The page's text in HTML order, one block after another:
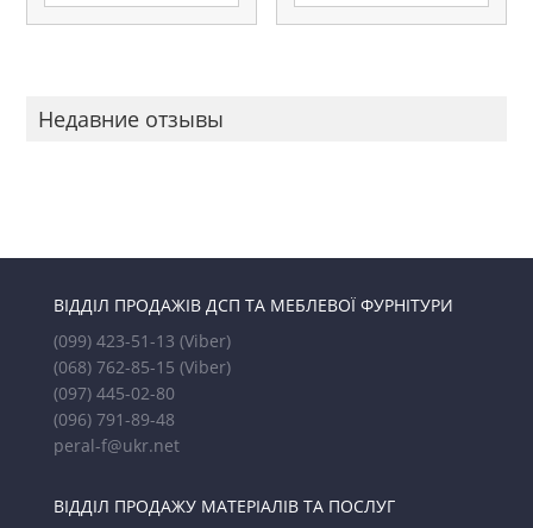
Недавние отзывы
ВІДДІЛ ПРОДАЖІВ ДСП ТА МЕБЛЕВОЇ ФУРНІТУРИ
(099) 423-51-13 (Viber)
(068) 762-85-15 (Viber)
(097) 445-02-80
(096) 791-89-48
peral-f@ukr.net
ВІДДІЛ ПРОДАЖУ МАТЕРІАЛІВ ТА ПОСЛУГ